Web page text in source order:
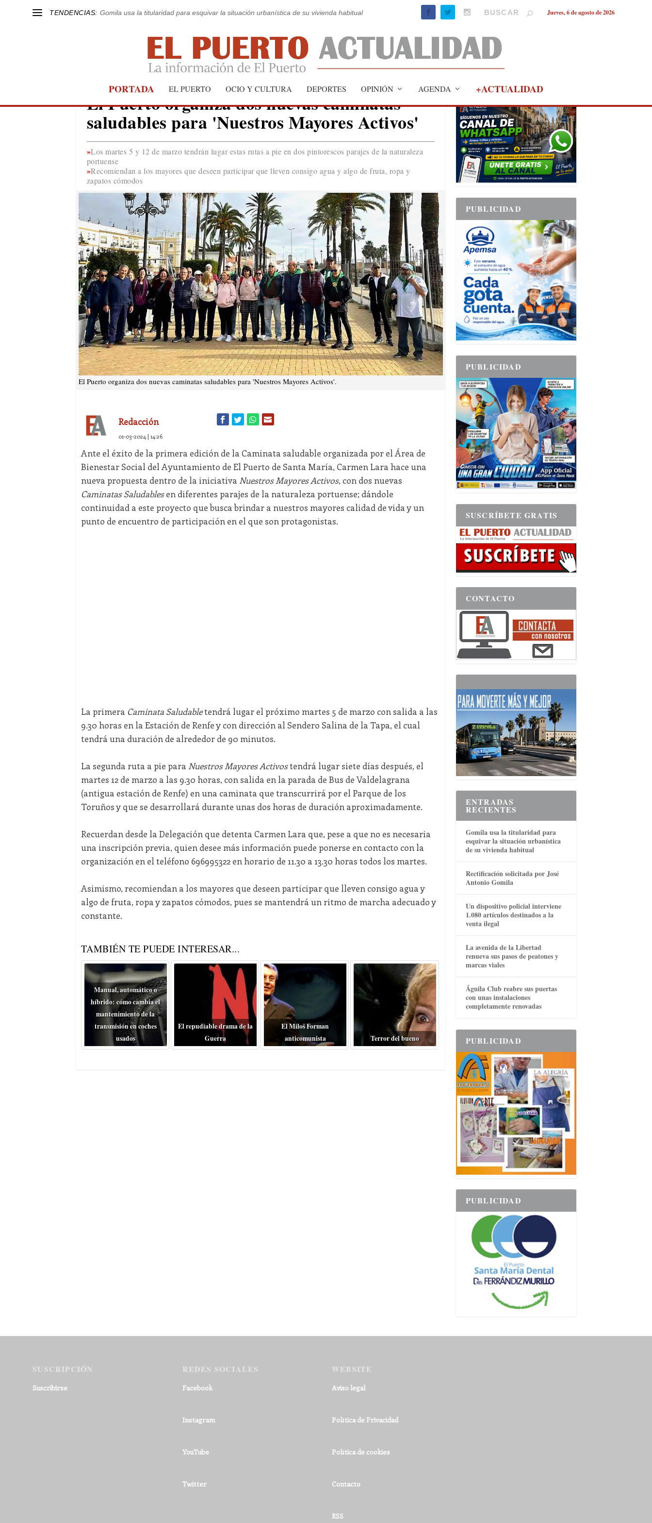
TENDENCIAS: Gomila usa la titularidad para esquivar la situación urbanística de su vivienda habitual Jueves, 6 de agosto de 2026
PORTADA EL PUERTO OCIO Y CULTURA DEPORTES OPINIÓN AGENDA +ACTUALIDAD
EL PUERTO
El Puerto organiza dos nuevas caminatas
saludables para 'Nuestros Mayores Activos'
Los martes 5 y 12 de marzo tendrán lugar estas rutas a pie en dos pintorescos parajes de la naturaleza
portuense
Recomiendan a los mayores que deseen participar que lleven consigo agua y algo de fruta, ropa y
zapatos cómodos
El Puerto organiza dos nuevas caminatas saludables para 'Nuestros Mayores Activos'.
Redacción
01-03-2024 | 14:26
Ante el éxito de la primera edición de la Caminata saludable organizada por el Área de
Bienestar Social del Ayuntamiento de El Puerto de Santa María, Carmen Lara hace una
nueva propuesta dentro de la iniciativa Nuestros Mayores Activos, con dos nuevas
Caminatas Saludablesen diferentes parajes de la naturaleza portuense; dándole
continuidad a este proyecto que busca brindar a nuestros mayores calidad de vida y un
punto de encuentro de participación en el que son protagonistas.
La primera Caminata Saludabletendrá lugar el próximo martes 5 de marzo con salida a las
9.30 horas en la Estación de Renfe y con dirección al Sendero Salina de la Tapa, el cual
tendrá una duración de alrededor de 90 minutos.
La segunda ruta a pie para Nuestros Mayores Activostendrá lugar siete días después, el
martes 12 de marzo a las 9.30 horas, con salida en la parada de Bus de Valdelagrana
(antigua estación de Renfe) en una caminata que transcurrirá por el Parque de los
Toruños y que se desarrollará durante unas dos horas de duración aproximadamente.
Recuerdan desde la Delegación que detenta Carmen Lara que, pese a que no es necesaria
una inscripción previa, quien desee más información puede ponerse en contacto con la
organización en el teléfono 696995322 en horario de 11.30 a 13.30 horas todos los martes.
Asimismo, recomiendan a los mayores que deseen participar que lleven consigo agua y
algo de fruta, ropa y zapatos cómodos, pues se mantendrá un ritmo de marcha adecuado y
constante.
TAMBIÉN TE PUEDE INTERESAR...
Manual, automático o
híbrido: cómo cambia el
mantenimiento de la
transmisión en coches
usados
El repudiable drama de la
Guerra
El Miloš Forman
anticomunista
Terror del bueno
PUBLICIDAD
PUBLICIDAD
PUBLICIDAD
SUSCRÍBETE GRATIS
CONTACTO
ENTRADAS
RECIENTES
Gomila usa la titularidad para
esquivar la situación urbanística
de su vivienda habitual
Rectificación solicitada por José
Antonio Gomila
Un dispositivo policial interviene
1.080 artículos destinados a la
venta ilegal
La avenida de la Libertad
renueva sus pasos de peatones y
marcas viales
Águila Club reabre sus puertas
con unas instalaciones
completamente renovadas
PUBLICIDAD
PUBLICIDAD
SUSCRIPCIÓN
Suscribirse
REDES SOCIALES
Facebook
Instagram
YouTube
Twitter
WEBSITE
Aviso legal
Política de Privacidad
Política de cookies
Contacto
RSS